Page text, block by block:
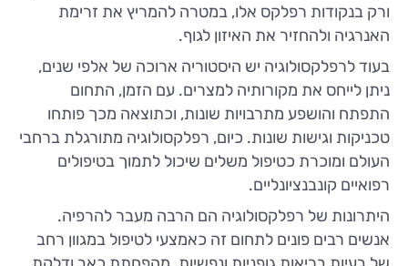
ורק בנקודות רפלקס אלו, במטרה להמריץ את זרימת
האנרגיה ולהחזיר את האיזון לגוף.
בעוד לרפלקסולוגיה יש היסטוריה ארוכה של אלפי שנים,
ניתן לייחס את מקורותיה למצרים. עם הזמן, התחום
התפתח והושפע מתרבויות שונות, וכתוצאה מכך פותחו
טכניקות וגישות שונות. כיום, רפלקסולוגיה מתורגלת ברחבי
העולם ומוכרת כטיפול משלים שיכול לתמוך בטיפולים
רפואיים קונבנציונליים.
היתרונות של רפלקסולוגיה הם הרבה מעבר להרפיה.
אנשים רבים פונים לתחום זה כאמצעי לטיפול במגוון רחב